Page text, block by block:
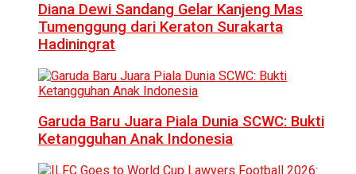
Diana Dewi Sandang Gelar Kanjeng Mas
Tumenggung dari Keraton Surakarta
Hadiningrat
Garuda Baru Juara Piala Dunia SCWC: Bukti
Ketangguhan Anak Indonesia